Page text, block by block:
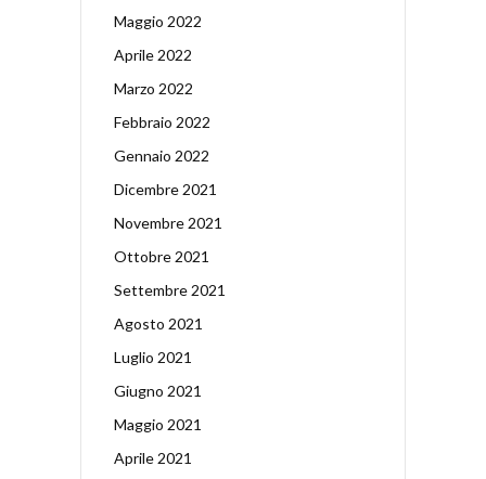
Maggio 2022
Aprile 2022
Marzo 2022
Febbraio 2022
Gennaio 2022
Dicembre 2021
Novembre 2021
Ottobre 2021
Settembre 2021
Agosto 2021
Luglio 2021
Giugno 2021
Maggio 2021
Aprile 2021